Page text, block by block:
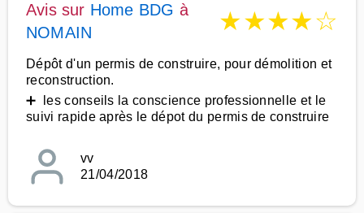
Avis sur Home BDG à
NOMAIN
★★★★☆
Dépôt d'un permis de construire, pour démolition et
reconstruction.
➕ les conseils la conscience professionnelle et le
suivi rapide après le dépot du permis de construire
vv
21/04/2018